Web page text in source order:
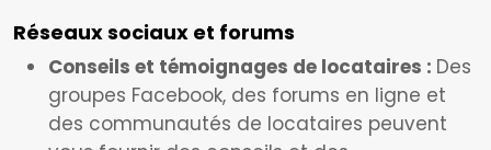
Réseaux sociaux et forums
Conseils et témoignages de locataires : Des
groupes Facebook, des forums en ligne et
des communautés de locataires peuvent